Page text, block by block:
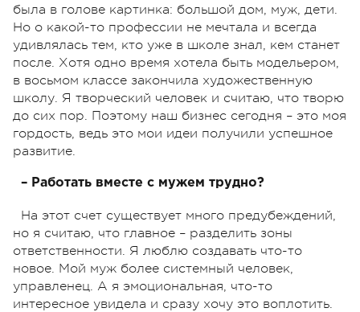
была в голове картинка: большой дом, муж, дети.
Но о какой-то профессии не мечтала и всегда
удивлялась тем, кто уже в школе знал, кем станет
после. Хотя одно время хотела быть модельером,
в восьмом классе закончила художественную
школу. Я творческий человек и считаю, что творю
до сих пор. Поэтому наш бизнес сегодня – это моя
гордость, ведь это мои идеи получили успешное
развитие.
– Работать вместе с мужем трудно?
На этот счет существует много предубеждений,
но я считаю, что главное – разделить зоны
ответственности. Я люблю создавать что-то
новое. Мой муж более системный человек,
управленец. А я эмоциональная, что-то
интересное увидела и сразу хочу это воплотить.